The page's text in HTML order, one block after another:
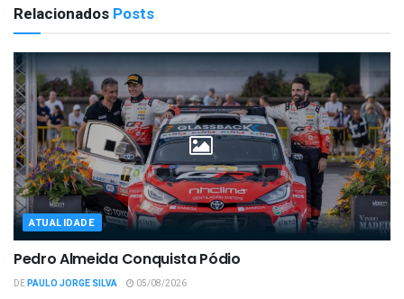
Relacionados Posts
ATUALIDADE
Pedro Almeida Conquista Pódio
DEPAULO JORGE SILVA 05/08/2026